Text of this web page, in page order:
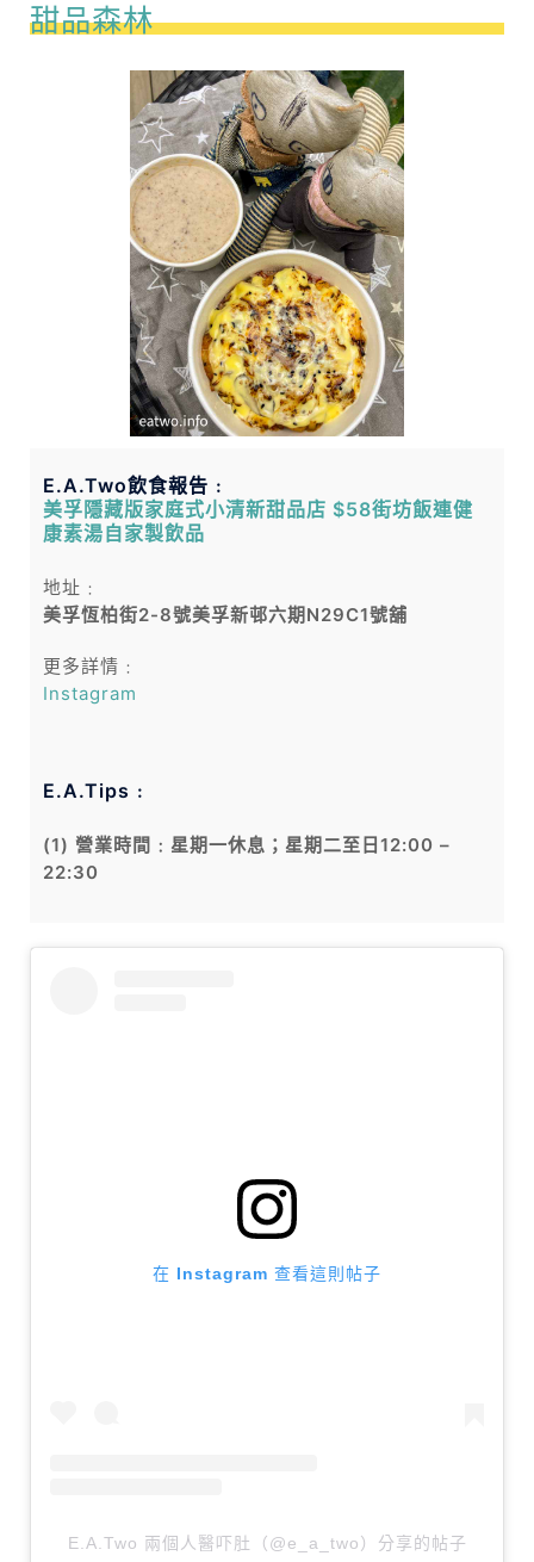
甜品森林
E.A.Two飲食報告﹕
美孚隱藏版家庭式小清新甜品店 $58街坊飯連健
康素湯自家製飲品
地址﹕
美孚恆柏街2-8號美孚新邨六期N29C1號舖
更多詳情﹕
Instagram
E.A.Tips﹕
(1) 營業時間﹕星期一休息；星期二至日12:00 –
22:30
在 Instagram 查看這則帖子
E.A.Two 兩個人醫吓肚（@e_a_two）分享的帖子